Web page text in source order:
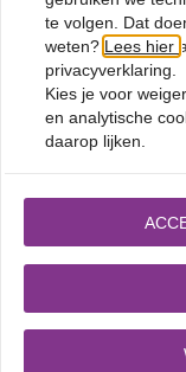
fileermes van
Het is de perfecte
finesse in de afwerking.
 Gratis verzending
Verzekerd
 100 dagen
KLANTENSERVICE
te volgen. Dat
weten? Lees hier
privacyverklaring.
Kies je voor
en analytische
daarop lijken.